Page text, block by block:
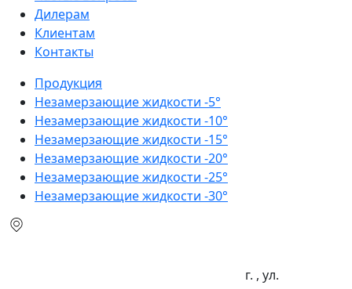
Дилерам
Клиентам
Контакты
Продукция
Незамерзающие жидкости -5°
Незамерзающие жидкости -10°
Незамерзающие жидкости -15°
Незамерзающие жидкости -20°
Незамерзающие жидкости -25°
Незамерзающие жидкости -30°
г. , ул.